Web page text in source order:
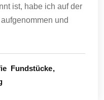
ist, habe ich auf der
aufgenommen und
Fundstücke